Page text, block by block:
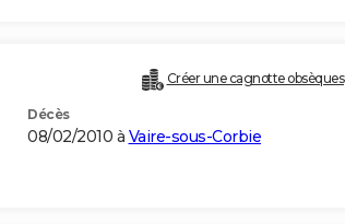
Créer une cagnotte obsèques
Décès
08/02/2010 à Vaire-sous-Corbie